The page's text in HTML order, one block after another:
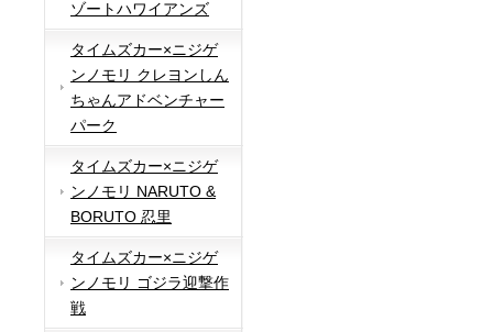
ゾートハワイアンズ
タイムズカー×ニジゲ
ンノモリ クレヨンしん
ちゃんアドベンチャー
パーク
タイムズカー×ニジゲ
ンノモリ NARUTO &
BORUTO 忍里
タイムズカー×ニジゲ
ンノモリ ゴジラ迎撃作
戦